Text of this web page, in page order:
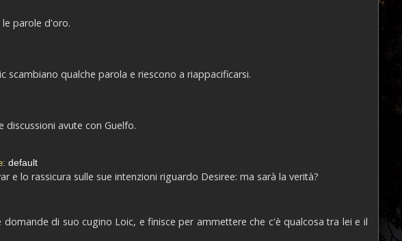
parole d'oro.
scambiano qualche parola e riescono a riappacificarsi.
avute con Guelfo.
default
lo rassicura sulle sue intenzioni riguardo Desiree: ma sarà la verità?
di suo cugino Loic, e finisce per ammettere che c'è qualcosa tra lei e il